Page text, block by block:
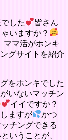
した
皆さん
いますか？
ママ活がホンキ
グサイトを紹介
をホンキでした
いないマッチン
イイですか？
ますが
かつ
ッチングできる
いうことが、